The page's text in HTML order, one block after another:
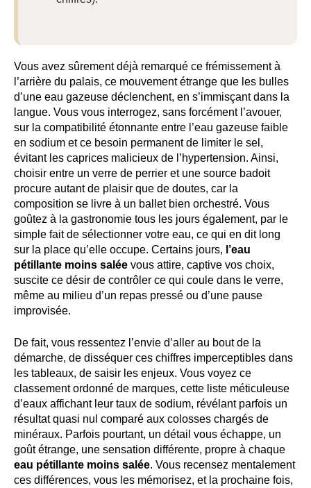
Vous avez sûrement déjà remarqué ce frémissement à
l’arrière du palais, ce mouvement étrange que les bulles
d’une eau gazeuse déclenchent, en s’immisçant dans la
langue. Vous vous interrogez, sans forcément l’avouer,
sur la compatibilité étonnante entre l’eau gazeuse faible
en sodium et ce besoin permanent de limiter le sel,
évitant les caprices malicieux de l’hypertension. Ainsi,
choisir entre un verre de perrier et une source badoit
procure autant de plaisir que de doutes, car la
composition se livre à un ballet bien orchestré. Vous
goûtez à la gastronomie tous les jours également, par le
simple fait de sélectionner votre eau, ce qui en dit long
sur la place qu’elle occupe. Certains jours, l’eau
pétillante moins salée vous attire, captive vos choix,
suscite ce désir de contrôler ce qui coule dans le verre,
même au milieu d’un repas pressé ou d’une pause
improvisée.
De fait, vous ressentez l’envie d’aller au bout de la
démarche, de disséquer ces chiffres imperceptibles dans
les tableaux, de saisir les enjeux. Vous voyez ce
classement ordonné de marques, cette liste méticuleuse
d’eaux affichant leur taux de sodium, révélant parfois un
résultat quasi nul comparé aux colosses chargés de
minéraux. Parfois pourtant, un détail vous échappe, un
goût étrange, une sensation différente, propre à chaque
eau pétillante moins salée. Vous recensez mentalement
ces différences, vous les mémorisez, et la prochaine fois,